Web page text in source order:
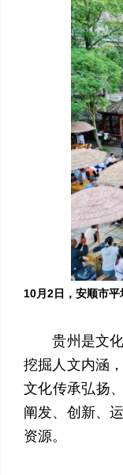
10月2日，安顺市平
贵州是文化
挖掘人文内涵
文化传承弘扬
阐发、创新、
资源。